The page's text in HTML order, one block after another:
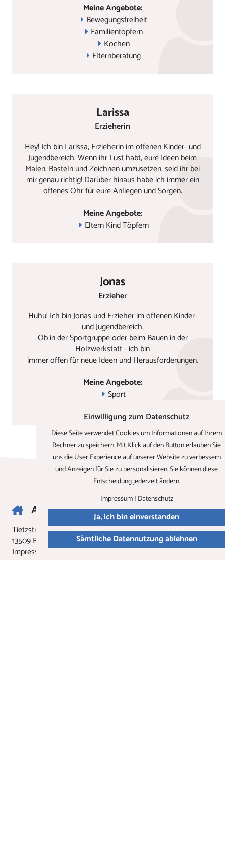
Meine Angebote:
Bewegungsfreiheit
Familientöpfern
Kochen
Elternberatung
Larissa
Erzieherin
Hey! Ich bin Larissa, Erzieherin im offenen Kinder- und
Jugendbereich. Wenn ihr Lust habt, eure Ideen beim
Malen, Basteln und Zeichnen umzusetzen, seid ihr bei
mir genau richtig! Darüber hinaus habe ich immer ein
offenes Ohr für eure Anliegen und Sorgen.
Meine Angebote:
Eltern Kind Töpfern
Jonas
Erzieher
Huhu! Ich bin Jonas und Erzieher im offenen Kinder-
und Jugendbereich.
Ob in der Sportgruppe oder beim Bauen in der
Holzwerkstatt - ich bin
immer offen für neue Ideen und Herausforderungen.
Meine Angebote:
Sport
Anschrift
Tietzstraße 12
13509Berlin
Impressum|Datenschutz|Barrierefreiheits­erklärung
Einwilligung zum Datenschutz
Diese Seite verwendet Cookies um Informationen auf Ihrem
Rechner zu speichern. Mit Klick auf den Button erlauben Sie
uns die User Experience auf unserer Website zu verbessern
und Anzeigen für Sie zu personalisieren. Sie können diese
Entscheidung jederzeit ändern.
Impressum| Datenschutz
Ja, ich bin einverstanden
Sämtliche Datennutzung ablehnen